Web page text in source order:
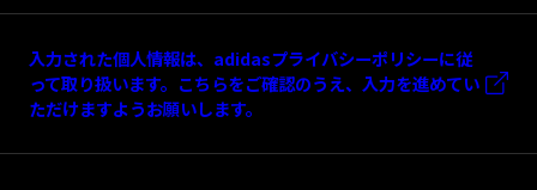
サッカーショップKAMO名古屋店
〒460-0008
イ栄ビル１Ｆ
入力された個人情報は、adidasプライバシーポリシーに従
って取り扱います。こちらをご確認のうえ、入力を進めてい
ただけますようお願いします。